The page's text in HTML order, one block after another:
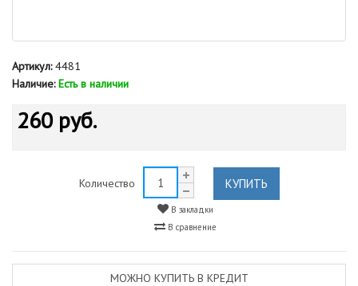
Артикул:4481
Наличие: Есть в наличии
260 руб.
Количество КУПИТЬ
В закладки
В сравнение
МОЖНО КУПИТЬ В КРЕДИТ